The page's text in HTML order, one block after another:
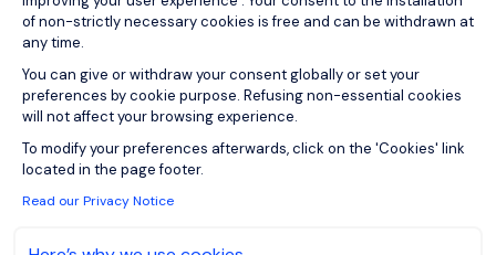
of non-strictly necessary cookies is free and can be withdrawn at
any time.
You can give or withdraw your consent globally or set your
preferences by cookie purpose. Refusing non-essential cookies
will not affect your browsing experience.
To modify your preferences afterwards, click on the 'Cookies' link
located in the page footer.
Read our Privacy Notice
Chief Data Officer F/H
Colombes, Ile-
de-France
Permanent
Posted on: 03/08/2026